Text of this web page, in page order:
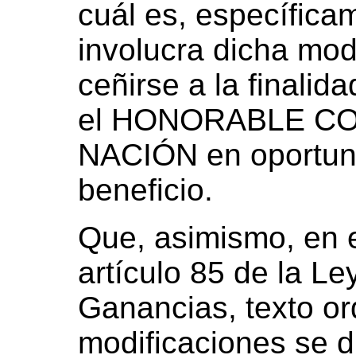
cuál es,
involucra dicha
ceñirse a la
el HONORABLE
NACIÓN en
beneficio.
Que, asimismo, en
artículo 85 de la
Ganancias, texto
modificaciones se